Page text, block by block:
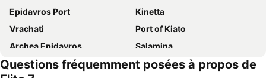
Epidavros Port
Kinetta
Vrachati
Port of Kiato
Archea Epidavros
Salamina
Korinthia
Loytraki 2
Questions fréquemment posées à propos de